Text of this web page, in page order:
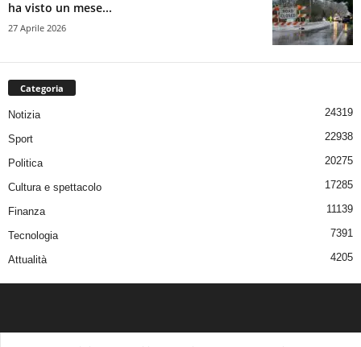
ha visto un mese...
27 Aprile 2026
Categoria
Notizia 24319
Sport 22938
Politica 20275
Cultura e spettacolo 17285
Finanza 11139
Tecnologia 7391
Attualità 4205